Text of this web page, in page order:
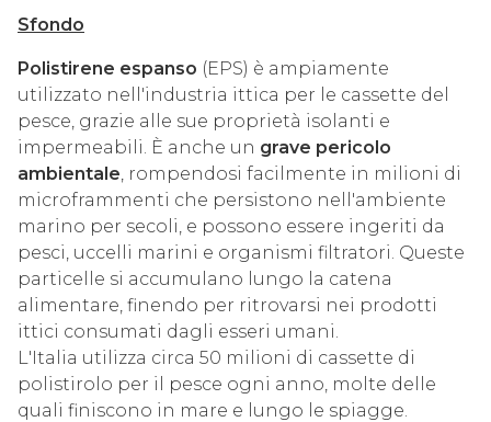
Sfondo
Polistirene espanso (EPS) è ampiamente
utilizzato nell'industria ittica per le cassette del
pesce, grazie alle sue proprietà isolanti e
impermeabili. È anche un grave pericolo
ambientale , rompendosi facilmente in milioni di
microframmenti che persistono nell'ambiente
marino per secoli, e possono essere ingeriti da
pesci, uccelli marini e organismi filtratori. Queste
particelle si accumulano lungo la catena
alimentare, finendo per ritrovarsi nei prodotti
ittici consumati dagli esseri umani.
L'Italia utilizza circa 50 milioni di cassette di
polistirolo per il pesce ogni anno, molte delle
quali finiscono in mare e lungo le spiagge.